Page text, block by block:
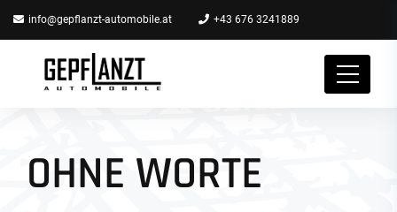
info@gepflanzt-automobile.at +43 676 3241889
OHNE WORTE